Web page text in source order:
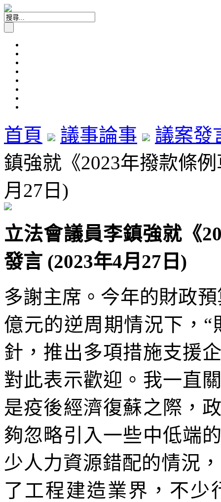
首頁 議事論事
議案發
鎮強就《2023年撥款條
月27日)
立法會議員李鎮強就《
發言 (2023年4月27日)
多謝主席。今年的財政
億元的逆周期情況下，“
針，推出多項措施支援
對此表示歡迎。我一直
是疫後經濟復蘇之際，
夠忽略引入一些中低端
少人力資源錯配的情況
了工程建造業界，不少